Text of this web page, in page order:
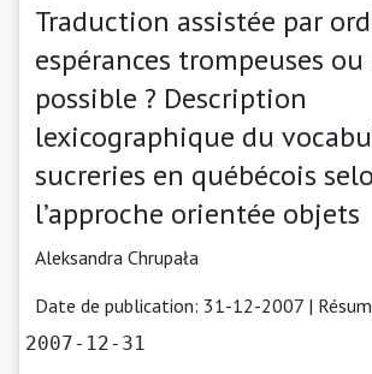
Traduction assistée par
espérances trompeuses
possible ? Description
lexicographique du
sucreries en québécois
l’approche orientée objets
Aleksandra Chrupała
Date de publication: 31-12-2007 |
2007-12-31